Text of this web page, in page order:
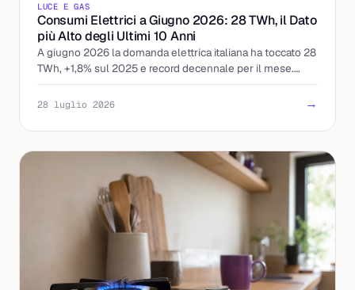
LUCE E GAS
Consumi Elettrici a Giugno 2026: 28 TWh, il Dato
più Alto degli Ultimi 10 Anni
A giugno 2026 la domanda elettrica italiana ha toccato 28
TWh, +1,8% sul 2025 e record decennale per il mese.
Cosa significa per prezzi e bollette.
28 luglio 2026 →